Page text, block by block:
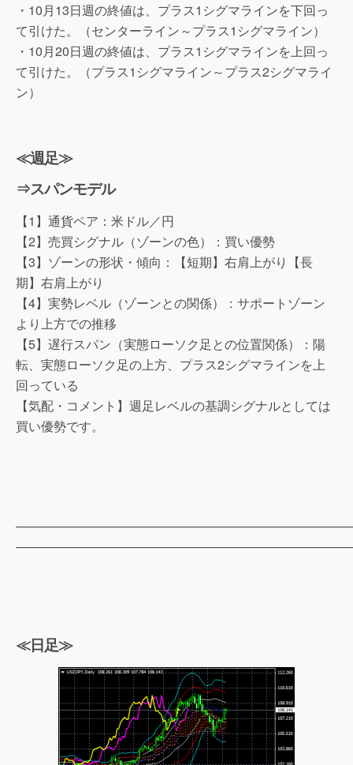
・10月13日週の終値は、プラス1シグマラインを下回っ
て引けた。（センターライン～プラス1シグマライン）
・10月20日週の終値は、プラス1シグマラインを上回っ
て引けた。（プラス1シグマライン～プラス2シグマライ
ン）
≪週足≫
⇒スパンモデル
【1】通貨ペア：米ドル／円
【2】売買シグナル（ゾーンの色）：買い優勢
【3】ゾーンの形状・傾向：【短期】右肩上がり【長
期】右肩上がり
【4】実勢レベル（ゾーンとの関係）：サポートゾーン
より上方での推移
【5】遅行スパン（実態ローソク足との位置関係）：陽
転、実態ローソク足の上方、プラス2シグマラインを上
回っている
【気配・コメント】週足レベルの基調シグナルとしては
買い優勢です。
≪日足≫